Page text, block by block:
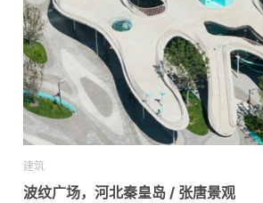
建筑
波纹广场，河北秦皇岛 / 张唐景观